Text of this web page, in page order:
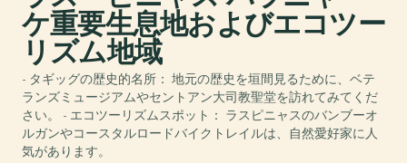
ケ重要生息地およびエコツー
リズム地域
- タギッグの歴史的名所： 地元の歴史を垣間見るために、ベテ
ランズミュージアムやセントアン大司教聖堂を訪れてみてくだ
さい。 - エコツーリズムスポット： ラスピニャスのバンブーオ
ルガンやコースタルロードバイクトレイルは、自然愛好家に人
気があります。